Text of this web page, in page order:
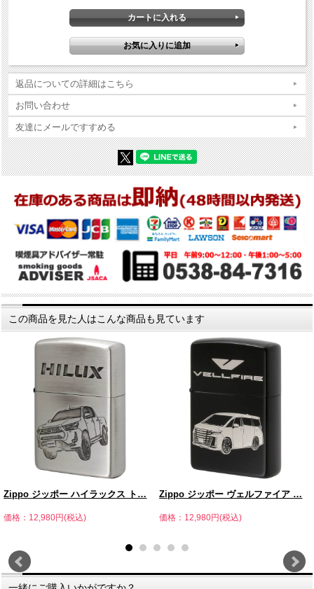
返品についての詳細はこちら
お問い合わせ
友達にメールですすめる
この商品を見た人はこんな商品も見ています
Zippo ジッポー ハイラックス ト…
価格：12,980円(税込)
Zippo ジッポー ヴェルファイア …
価格：12,980円(税込)